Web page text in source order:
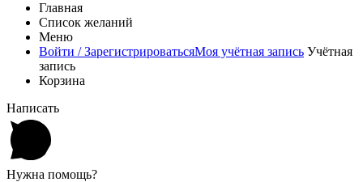
Главная
Список желаний
Меню
Войти / ЗарегистрироватьсяМоя учётная запись Учётная
запись
Корзина
Написать
Нужна помощь?